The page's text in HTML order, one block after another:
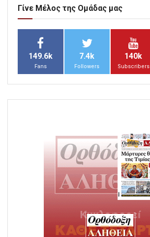
Γίνε Μέλος της Ομάδας μας
149.6k
Fans
7.4k
Followers
140k
Subscribers